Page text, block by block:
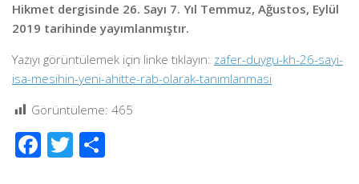
Hikmet dergisinde 26. Sayı 7. Yıl Temmuz, Ağustos, Eylül
2019 tarihinde yayımlanmıştır.
Yazıyı görüntülemek için linke tıklayın: zafer-duygu-kh-26-sayi-
isa-mesihin-yeni-ahitte-rab-olarak-tanımlanmasi
Görüntüleme: 465
Facebook
Twitter